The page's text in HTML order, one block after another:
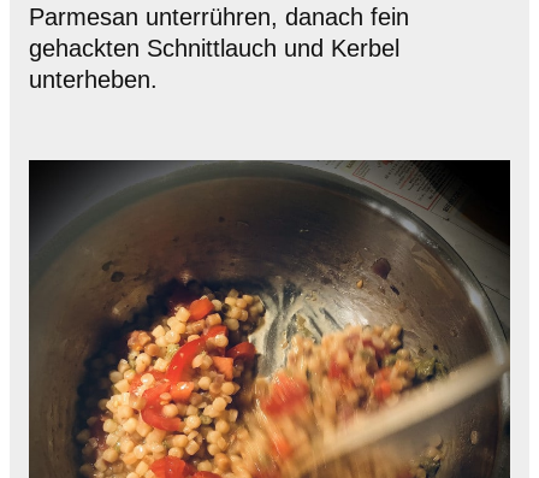
Parmesan unterrühren, danach fein
gehackten Schnittlauch und Kerbel
unterheben.